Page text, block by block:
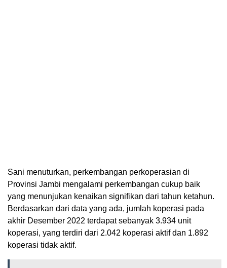
Sani menuturkan, perkembangan perkoperasian di
Provinsi Jambi mengalami perkembangan cukup baik
yang menunjukan kenaikan signifikan dari tahun ketahun.
Berdasarkan dari data yang ada, jumlah koperasi pada
akhir Desember 2022 terdapat sebanyak 3.934 unit
koperasi, yang terdiri dari 2.042 koperasi aktif dan 1.892
koperasi tidak aktif.